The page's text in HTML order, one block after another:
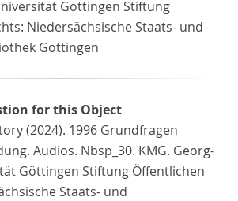
Göttingen Stiftung
Niedersächsische Staats- und
Göttingen
for this Object
(2024). 1996 Grundfragen
Audios. Nbsp_30. KMG. Georg-
Göttingen Stiftung Öffentlichen
Staats- und